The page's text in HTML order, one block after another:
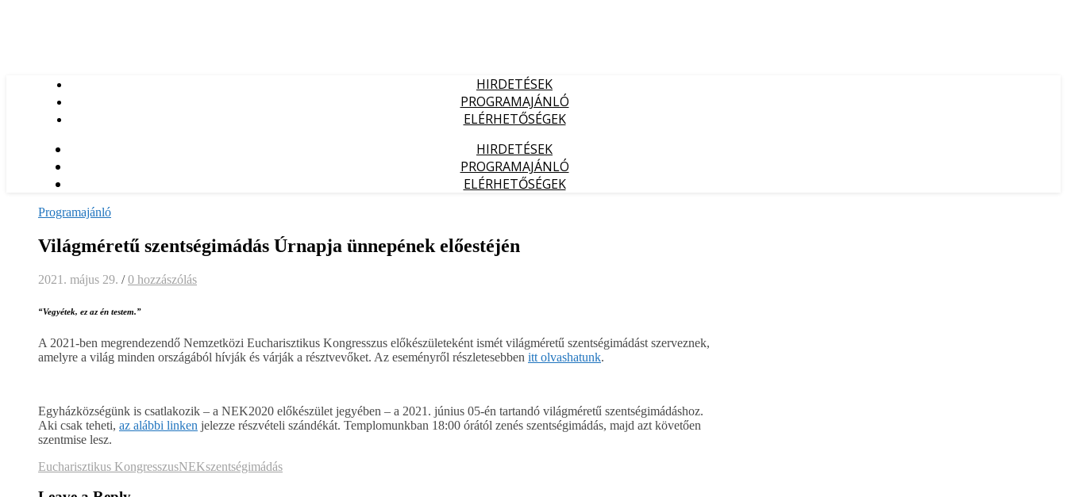
HIRDETÉSEK
PROGRAMAJÁNLÓ
ELÉRHETŐSÉGEK
HIRDETÉSEK
PROGRAMAJÁNLÓ
ELÉRHETŐSÉGEK
Programajánló
Világméretű szentségimádás Úrnapja ünnepének előestéjén
2021. május 29. / 0 hozzászólás
“Vegyétek, ez az én testem.”
A 2021-ben megrendezendő Nemzetközi Eucharisztikus Kongresszus előkészületeként ismét világméretű szentségimádást szerveznek,
amelyre a világ minden országából hívják és várják a résztvevőket. Az eseményről részletesebben itt olvashatunk.
Egyházközségünk is csatlakozik – a NEK2020 előkészület jegyében – a 2021. június 05-én tartandó világméretű szentségimádáshoz.
Aki csak teheti, az alábbi linken jelezze részvételi szándékát. Templomunkban 18:00 órától zenés szentségimádás, majd azt követően
szentmise lesz.
Eucharisztikus KongresszusNEKszentségimádás